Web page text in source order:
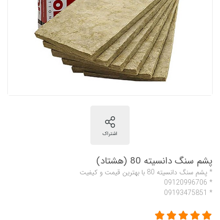
پشم سنگ دانسیته 80 (هشتاد)
* پشم سنگ دانسیته 80 با بهترین قیمت و کیفیت
* 09120996706
* 09193475851